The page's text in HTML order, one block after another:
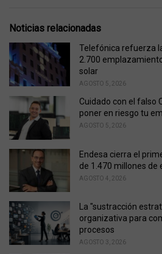
e
o
r
e
Noticias relacionadas
Telefónica refuerza
2.700
solar
AGOSTO 5, 2026
Cuidado con el falso
poner en riesgo tu
AGOSTO 5, 2026
Endesa cierra el
de 1.470 millones de
AGOSTO 4, 2026
La "sustracción
organizativa para
procesos
AGOSTO 3, 2026